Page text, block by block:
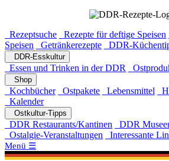
Rezeptsuche Rezepte für deftige Speisen
Speisen
Getränkerezepte DDR-
DDR-Esskultur
Essen und Trinken in der DDR
Shop
Kochbücher Ostpakete Lebensmittel
Kalender
Ostkultur-Tipps
DDR Restaurants/Kantinen
DDR
Ostalgie-Veranstaltungen
Interessante
Menü ☰